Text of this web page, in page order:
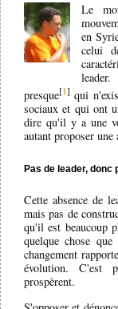
Le
en
celui
presque[1] qui
sociaux et qui ont
dire qu'il y a une
autant proposer une
Pas de leader, donc
Cette absence de
mais pas de
qu'il est beaucoup
quelque chose
changement
évolution. C'est
prospèrent.